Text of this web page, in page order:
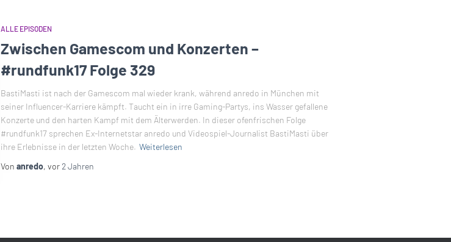
ALLE EPISODEN
Zwischen Gamescom und Konzerten –
#rundfunk17 Folge 329
BastiMasti ist nach der Gamescom mal wieder krank, während anredo in München mit
seiner Influencer-Karriere kämpft. Taucht ein in irre Gaming-Partys, ins Wasser gefallene
Konzerte und den harten Kampf mit dem Älterwerden. In dieser ofenfrischen Folge
#rundfunk17 sprechen Ex-Internetstar anredo und Videospiel-Journalist BastiMasti über
ihre Erlebnisse in der letzten Woche. Weiterlesen
Von anredo, vor 2 Jahren